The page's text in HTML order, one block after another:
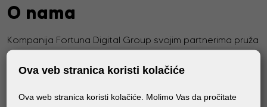
O nama
Kompanija Fortuna Digital Group svojim partnerima pruža
visok nivo usluge, vrhunske medije i mašine za štampu, i
konstantno radi na unapređenju usluga, proširenju
sa ciljem pružanja najbolje podrške svojim poslovnim
Ova veb stranica koristi kolačiće
Ova web stranica koristi kolačiće. Molimo Vas da pročitate